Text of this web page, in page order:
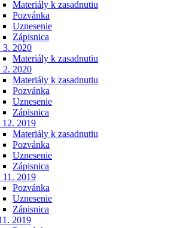
Materiály k zasadnutiu
Pozvánka
Uznesenie
Zápisnica
3. 2020
Materiály k zasadnutiu
2. 2020
Materiály k zasadnutiu
Pozvánka
Uznesenie
Zápisnica
12. 2019
Materiály k zasadnutiu
Pozvánka
Uznesenie
Zápisnica
11. 2019
Pozvánka
Uznesenie
Zápisnica
2019